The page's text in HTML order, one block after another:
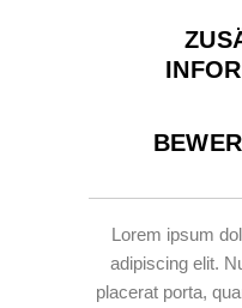
Lorem ipsum
adipiscing elit.
placerat porta,